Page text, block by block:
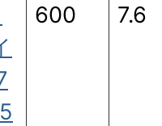
600 7.6